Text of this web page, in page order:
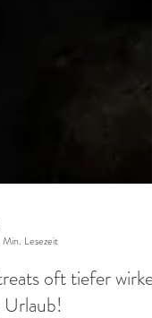
4 Min. Lesezeit